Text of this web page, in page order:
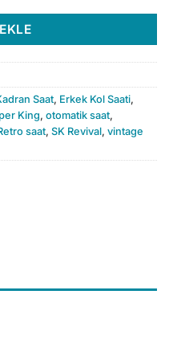
Saat, Erkek Kol Saati,
King, otomatik saat,
saat, SK Revival, vintage